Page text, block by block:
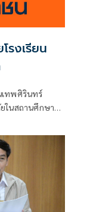
รงเรียน
เทพศิรินทร์
ในสถานศึกษา